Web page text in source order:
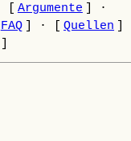
Argumente
·
FAQ · Quellen